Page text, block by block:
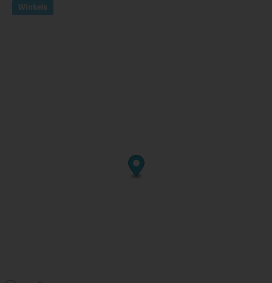
Winkels